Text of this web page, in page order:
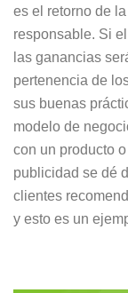
es el retorno de
responsable. Si
las ganancias
pertenencia de
sus buenas
modelo de
con un producto
publicidad se dé
clientes
y esto es un